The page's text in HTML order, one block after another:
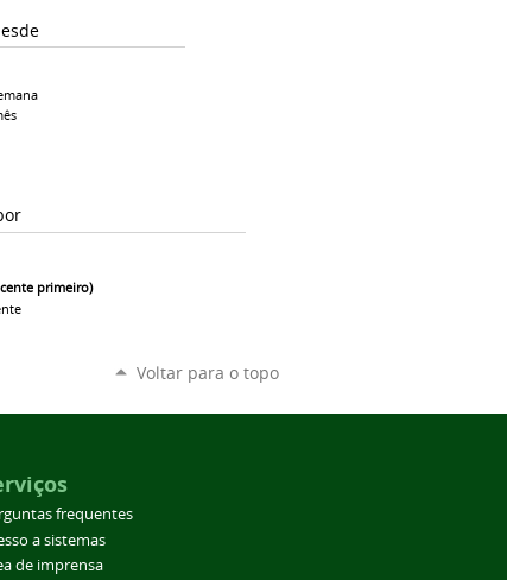
primeiro)
Voltar para o topo
frequentes
a sistemas
de imprensa